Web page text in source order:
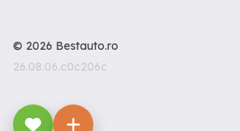
© 2026 Bestauto.ro
26.08.06.c0c206c